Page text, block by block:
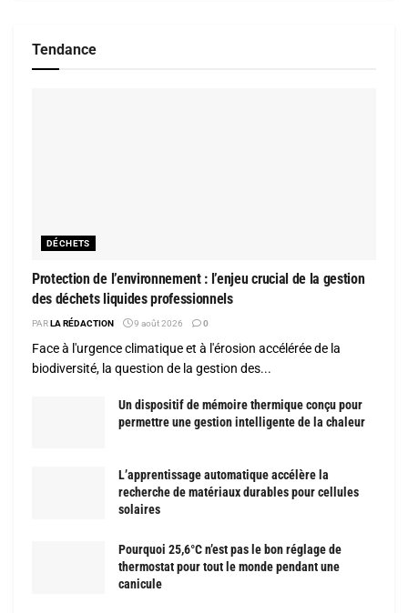
Tendance
DÉCHETS
Protection de l’environnement : l’enjeu crucial de la gestion
des déchets liquides professionnels
PARLA RÉDACTION 9 août 2026 0
Face à l'urgence climatique et à l'érosion accélérée de la
biodiversité, la question de la gestion des...
Un dispositif de mémoire thermique conçu pour
permettre une gestion intelligente de la chaleur
L’apprentissage automatique accélère la
recherche de matériaux durables pour cellules
solaires
Pourquoi 25,6°C n’est pas le bon réglage de
thermostat pour tout le monde pendant une
canicule